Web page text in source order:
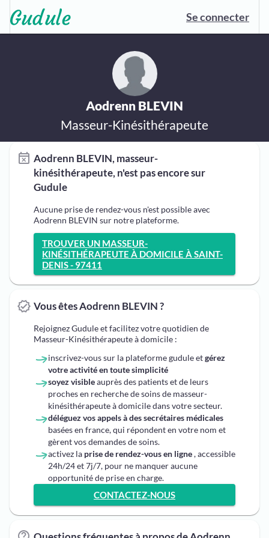
Se connecter
Aodrenn BLEVIN
Masseur-Kinésithérapeute
Aodrenn BLEVIN, masseur-
kinésithérapeute, n'est pas encore sur
Gudule
Aucune prise de rendez-vous n'est possible avec
Aodrenn BLEVIN sur notre plateforme.
TROUVER UN MASSEUR-
KINÉSITHÉRAPEUTE À DOMICILE À SAINT-
DENIS - 97411
Vous êtes Aodrenn BLEVIN ?
Rejoignez Gudule et facilitez votre quotidien de
Masseur-Kinésithérapeute à domicile :
inscrivez-vous sur la plateforme gudule etgérez
votre activité en toute simplicité
soyez visibleauprès des patients et de leurs
proches en recherche de soins de masseur-
kinésithérapeute à domicile dans votre secteur.
déléguez vos appels à des secrétaires médicales
basées en france, qui répondent en votre nom et
gèrent vos demandes de soins.
activez la prise de rendez-vous en ligne, accessible
24h/24 et 7j/7, pour ne manquer aucune
opportunité de prise en charge.
CONTACTEZ-NOUS